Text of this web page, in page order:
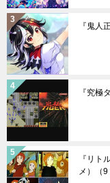
『鬼人
『究極
『リト
メ）
（